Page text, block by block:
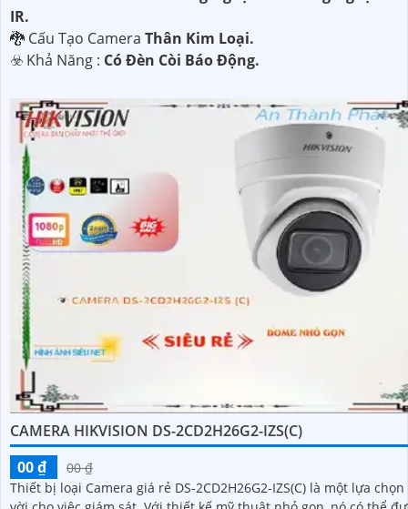
IR.
🐉️ Cấu Tạo Camera Thân Kim Loại.
️☣️ Khả Năng : Có Đèn Còi Báo Động.
CAMERA HIKVISION DS-2CD2H26G2-IZS(C)
00 ₫
00 ₫
Thiết bị loại Camera giá rẻ DS-2CD2H26G2-IZS(C) là một lựa